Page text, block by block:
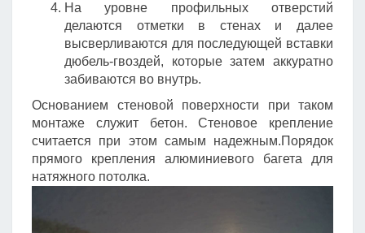
На уровне профильных отверстий
делаются отметки в стенах и далее
высверливаются для последующей вставки
дюбель-гвоздей, которые затем аккуратно
забиваются во внутрь.
Основанием стеновой поверхности при таком
монтаже служит бетон. Стеновое крепление
считается при этом самым надежным.Порядок
прямого крепления алюминиевого багета для
натяжного потолка.